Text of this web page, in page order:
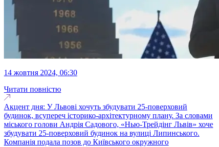
14 жовтня 2024, 06:30
Читати повністю
Акцент дня: У Львові хочуть збудувати 25-поверховий
будинок, всупереч історико-архітектурному плану. За словами
міського голови Андрія Садового, «Нью-Трейдінг Львів» хоче
збудувати 25-поверховий будинок на вулиці Липинського.
Компанія подала позов до Київського окружного